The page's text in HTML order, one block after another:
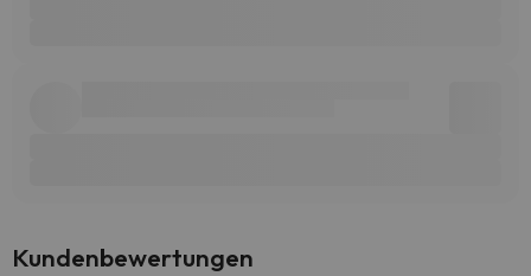
Kundenbewertungen